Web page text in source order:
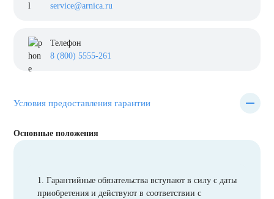
service@arnica.ru
Телефон
8 (800) 5555-261
Условия предоставления гарантии
Основные положения
1. Гарантийные обязательства вступают в силу с даты
приобретения и действуют в соответствии с